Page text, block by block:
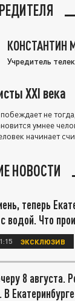
КОНСТАНТИН
Учредитель
XXI века
не
умнее
начинает
НОВОСТИ
теперь
водой. Что
ЭКСКЛЮЗИВ
8 августа.
В